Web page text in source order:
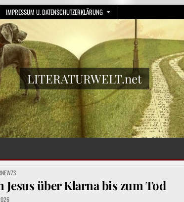
IMPRESSUM U. DATENSCHUTZERKLÄRUNG
LITERATURWELT.net
Jesus über Klarna bis zum Tod